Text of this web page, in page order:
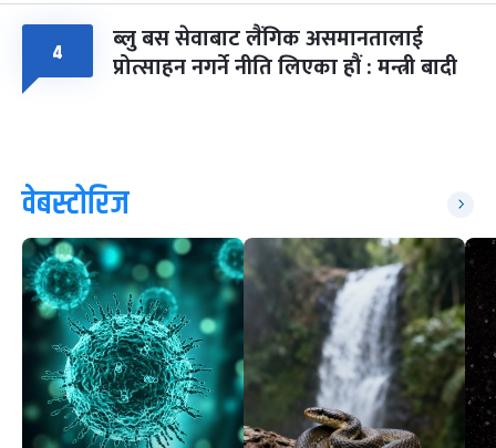
४ ब्लु बस सेवाबाट लैंगिक असमानतालाई
प्रोत्साहन नगर्ने नीति लिएका हौं : मन्त्री बादी
वेबस्टोरिज